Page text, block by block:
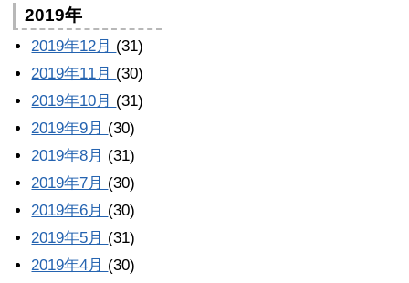
2019年
2019年12月 (31)
2019年11月 (30)
2019年10月 (31)
2019年9月 (30)
2019年8月 (31)
2019年7月 (30)
2019年6月 (30)
2019年5月 (31)
2019年4月 (30)